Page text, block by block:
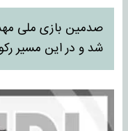
صدمین بازی ملی
شد و در این مسیر